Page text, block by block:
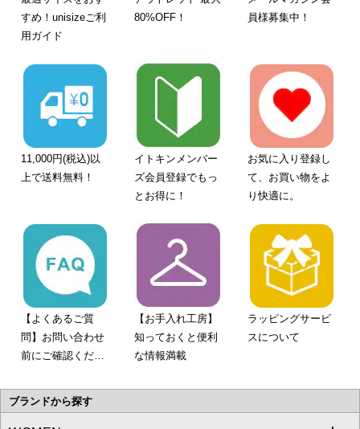
すめ！unisizeご利
用ガイド
80%OFF！
員様募集中！
11,000円(税込)以
上で送料無料！
イトキンメンバー
ズ会員登録でもっ
とお得に！
お気に入り登録し
て、お買い物をよ
り快適に。
【よくあるご質
問】お問い合わせ
前にご確認くださ
【お手入れ工房】
知っておくと便利
な情報満載
ラッピングサービ
スについて
ブランドから探す